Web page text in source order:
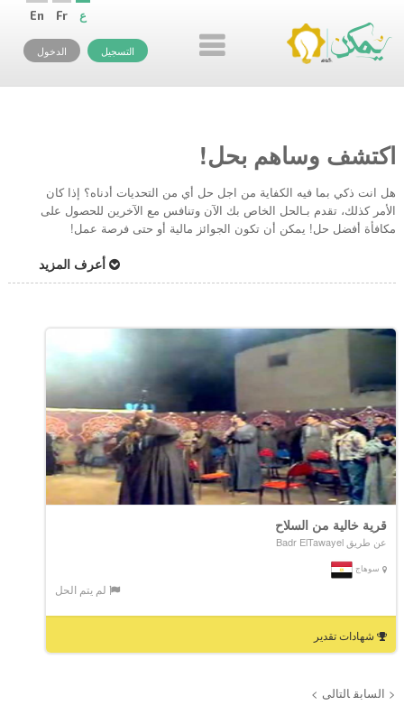
En Fr ع
التسجيل الدخول
اكتشف وساهم بحل!
هل انت ذكي بما فيه الكفاية من اجل حل أي من التحديات أدناه؟ إذا كان
الأمر كذلك، تقدم بـالحل الخاص بك الآن وتنافس مع الآخرين للحصول على
مكافأة أفضل حل! يمكن أن تكون الجوائز مالية أو حتى فرصة عمل!
أعرف المزيد
قرية خالية من السلاح
عن طريق Badr ElTawayel
سوهاج
لم يتم الحل
شهادات تقدير
< السابق التالى >